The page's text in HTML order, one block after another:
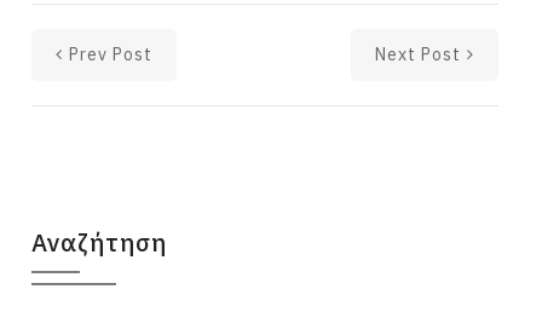
Prev Post Next Post
Αναζήτηση